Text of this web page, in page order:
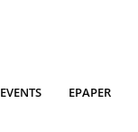
EVENTS EPAPER